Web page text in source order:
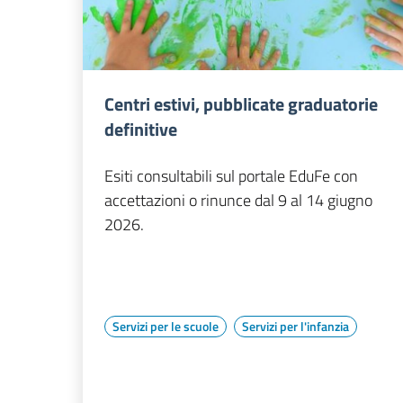
Centri estivi, pubblicate graduatorie
definitive
Esiti consultabili sul portale EduFe con
accettazioni o rinunce dal 9 al 14 giugno
2026.
Servizi per le scuole Servizi per l'infanzia